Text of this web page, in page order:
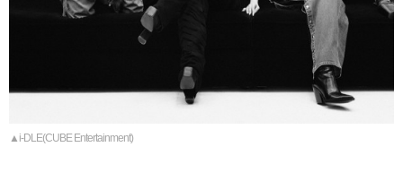
▲i-DLE(CUBE Entertainment)